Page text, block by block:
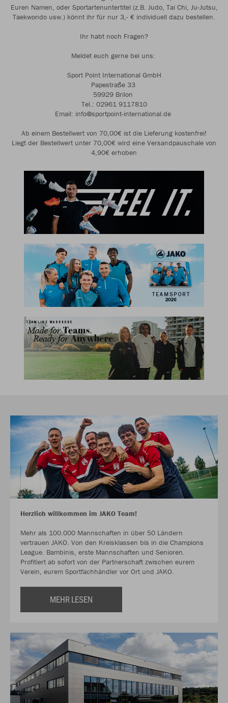
Euren Namen, oder Sportartenuntertitel (z.B. Judo, Tai Chi, Ju-Jutsu,
Taekwondo usw.) könnt ihr für nur 3,- € individuell dazu bestellen.
Ihr habt noch Fragen?
Meldet euch gerne bei uns:
Sport Point International GmbH
Papestraße 33
59929 Brilon
Tel.: 02961 9117810
Email: info@sportpoint-international.de
Ab einem Bestellwert von 70,00€ ist die Lieferung kostenfrei!
Liegt der Bestellwert unter 70,00€ wird eine Versandpauschale von
4,90€ erhoben
Herzlich willkommen im JAKO Team!
Mehr als 100.000 Mannschaften in über 50 Ländern
vertrauen JAKO. Von den Kreisklassen bis in die Champions
League. Bambinis, erste Mannschaften und Senioren.
Profitiert ab sofort von der Partnerschaft zwischen eurem
Verein, eurem Sportfachhändler vor Ort und JAKO.
MEHR LESEN